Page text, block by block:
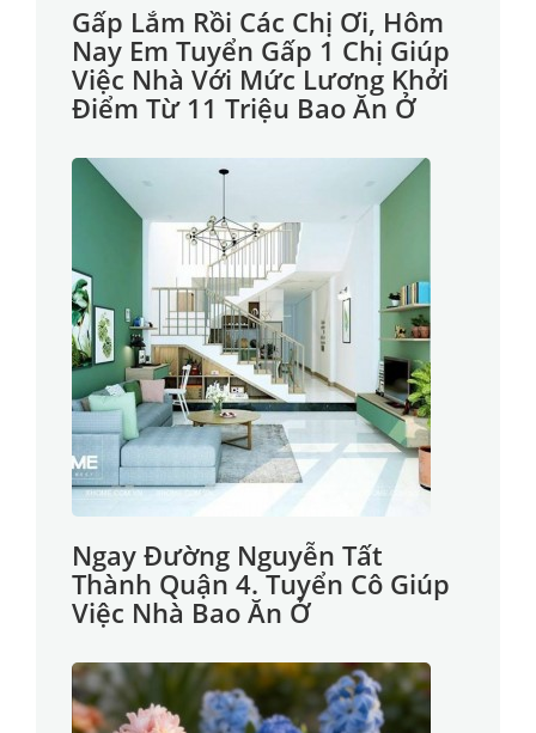
Gấp Lắm Rồi Các Chị Ơi, Hôm
Nay Em Tuyển Gấp 1 Chị Giúp
Việc Nhà Với Mức Lương Khởi
Điểm Từ 11 Triệu Bao Ăn Ở
Ngay Đường Nguyễn Tất
Thành Quận 4. Tuyển Cô Giúp
Việc Nhà Bao Ăn Ở